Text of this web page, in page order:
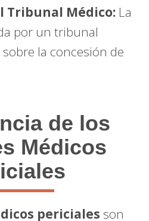
Tribunal Médico: La
por un tribunal
la concesión de
de los
Médicos
periciales son